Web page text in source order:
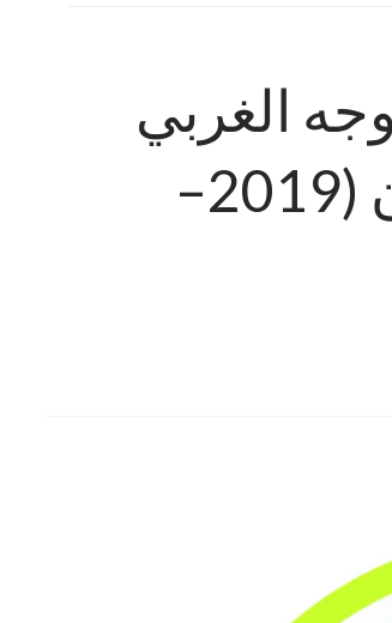
الغربي
للحرب والسلام في السودان (2019–